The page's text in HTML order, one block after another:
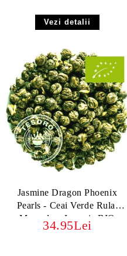
Vezi detalii
Jasmine Dragon Phoenix
Pearls - Ceai Verde Rulat
Manual cu Iasomie BIO
ORGANIC
34.95Lei